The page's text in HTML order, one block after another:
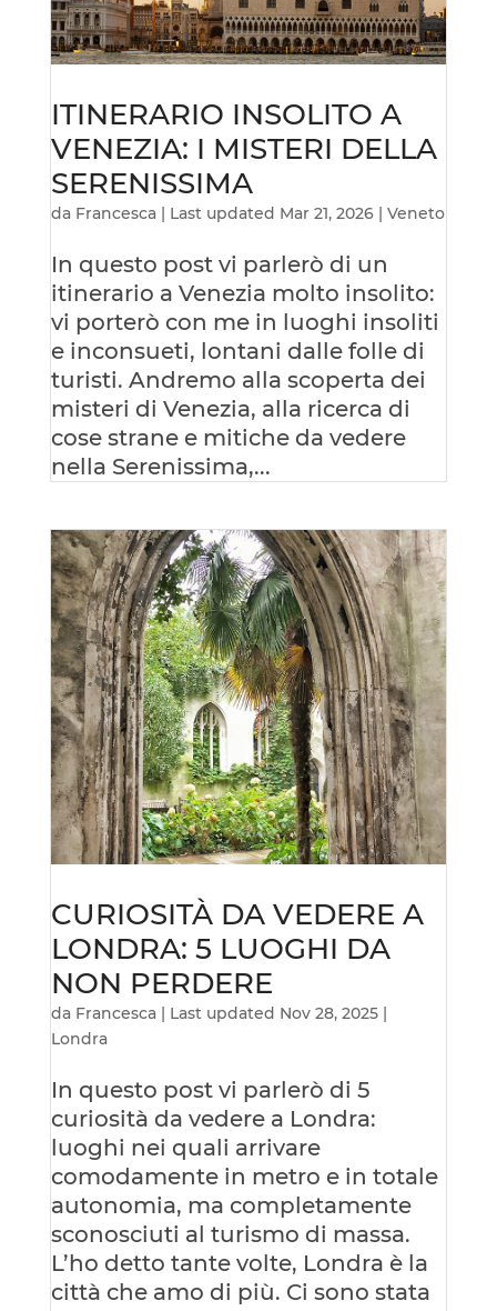
ITINERARIO INSOLITO A
VENEZIA: I MISTERI DELLA
SERENISSIMA
da Francesca| Last updated Mar 21, 2026| Veneto
In questo post vi parlerò di un
itinerario a Venezia molto insolito:
vi porterò con me in luoghi insoliti
e inconsueti, lontani dalle folle di
turisti. Andremo alla scoperta dei
misteri di Venezia, alla ricerca di
cose strane e mitiche da vedere
nella Serenissima,...
CURIOSITÀ DA VEDERE A
LONDRA: 5 LUOGHI DA
NON PERDERE
da Francesca| Last updated Nov 28, 2025|
Londra
In questo post vi parlerò di 5
curiosità da vedere a Londra:
luoghi nei quali arrivare
comodamente in metro e in totale
autonomia, ma completamente
sconosciuti al turismo di massa.
L’ho detto tante volte, Londra è la
città che amo di più. Ci sono stata